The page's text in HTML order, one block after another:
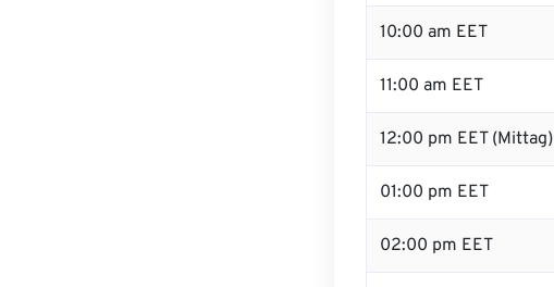
10:00 am EET
11:00 am EET
12:00 pm EET (Mittag)
01:00 pm EET
02:00 pm EET